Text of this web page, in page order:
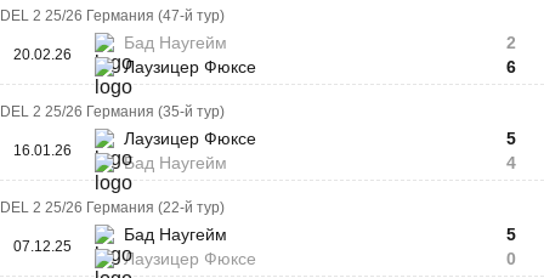
DEL 2 25/26 Германия (47-й тур)
20.02.26
Бад Наугейм
Лаузицер Фюксе
2
6
DEL 2 25/26 Германия (35-й тур)
16.01.26
Лаузицер Фюксе
Бад Наугейм
5
4
DEL 2 25/26 Германия (22-й тур)
07.12.25
Бад Наугейм
Лаузицер Фюксе
5
0